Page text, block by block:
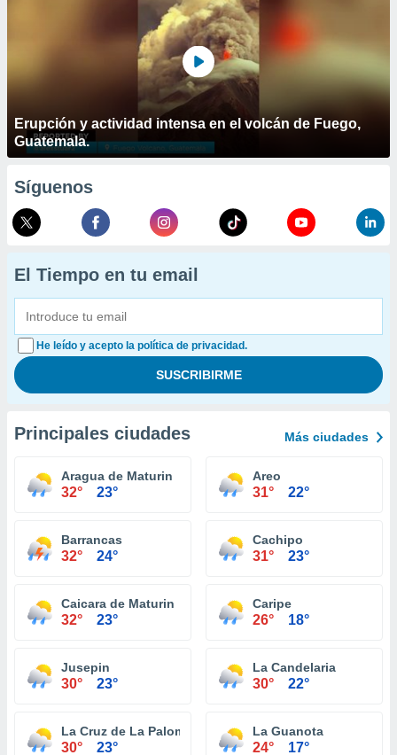
Erupción y actividad intensa en el volcán de Fuego,
Guatemala.
Síguenos
El Tiempo en tu email
He leído y acepto la política de privacidad.
Principales ciudades Más ciudades
Aragua de Maturin
32° 23°
Areo
31° 22°
Barrancas
32° 24°
Cachipo
31° 23°
Caicara de Maturin
32° 23°
Caripe
26° 18°
Jusepin
30° 23°
La Candelaria
30° 22°
La Cruz de La Paloma
30° 23°
La Guanota
24° 17°